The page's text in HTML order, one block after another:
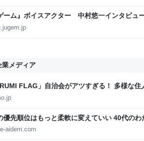
ーム』ボイスアクター 中村悠一インタビュ
優・ファンの“生の声”がぎっしり！Jアニ！
業メディア
FLAG」自治会がアツすぎる！ 多様な住
人集客や交通改善など“街の価値向上”戦略
優先順位はもっと柔軟に変えていい 40代のわ
こと - りっすん by イーアイデム
aidem.com